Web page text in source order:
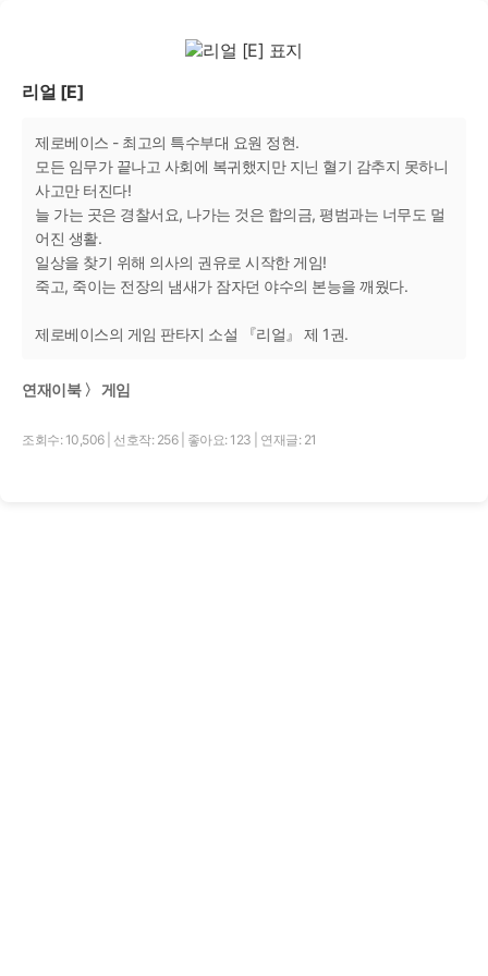
리얼 [E]
제로베이스 - 최고의 특수부대 요원 정현.
모든 임무가 끝나고 사회에 복귀했지만 지닌 혈기 감추지 못하니
사고만 터진다!
늘 가는 곳은 경찰서요, 나가는 것은 합의금, 평범과는 너무도 멀
어진 생활.
일상을 찾기 위해 의사의 권유로 시작한 게임!
죽고, 죽이는 전장의 냄새가 잠자던 야수의 본능을 깨웠다.
제로베이스의 게임 판타지 소설 『리얼』 제 1권.
연재이북 〉 게임
조회수: 10,506 선호작: 256 좋아요: 123 연재글: 21